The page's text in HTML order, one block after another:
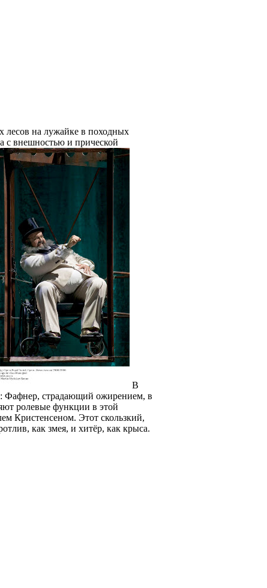
лесов на лужайке в походных
с внешностью и прической
В
Фафнер, страдающий ожирением, в
ролевые функции в этой
Кристенсеном. Этот скользкий,
как змея, и хитёр, как крыса.